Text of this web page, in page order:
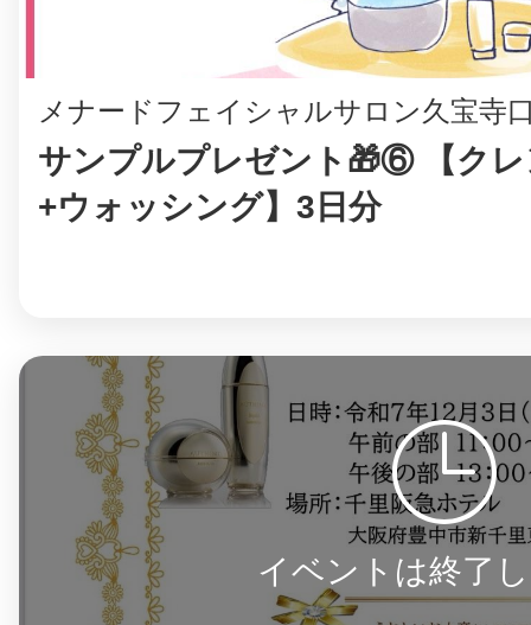
メナードフェイシャルサロン久宝寺
サンプルプレゼント🎁⑥ 【ク
+ウォッシング】3日分
イベントは終了